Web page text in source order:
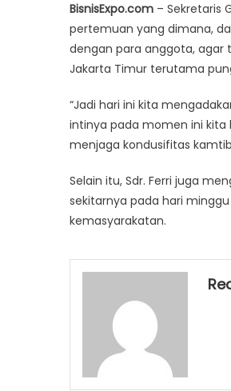
BisnisExpo.com – Sekretaris
pertemuan yang dimana,
dengan para anggota, agar
Jakarta Timur terutama
“Jadi hari ini kita
intinya pada momen ini
menjaga kondusifitas
Selain itu, Sdr. Ferri juga
sekitarnya pada hari
kemasyarakatan.